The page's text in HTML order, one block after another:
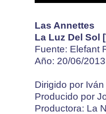
Las Annettes
La Luz Del Sol
Fuente: Elefant
Año: 20/06/2013
Dirigido por
Producido por
Productora: La